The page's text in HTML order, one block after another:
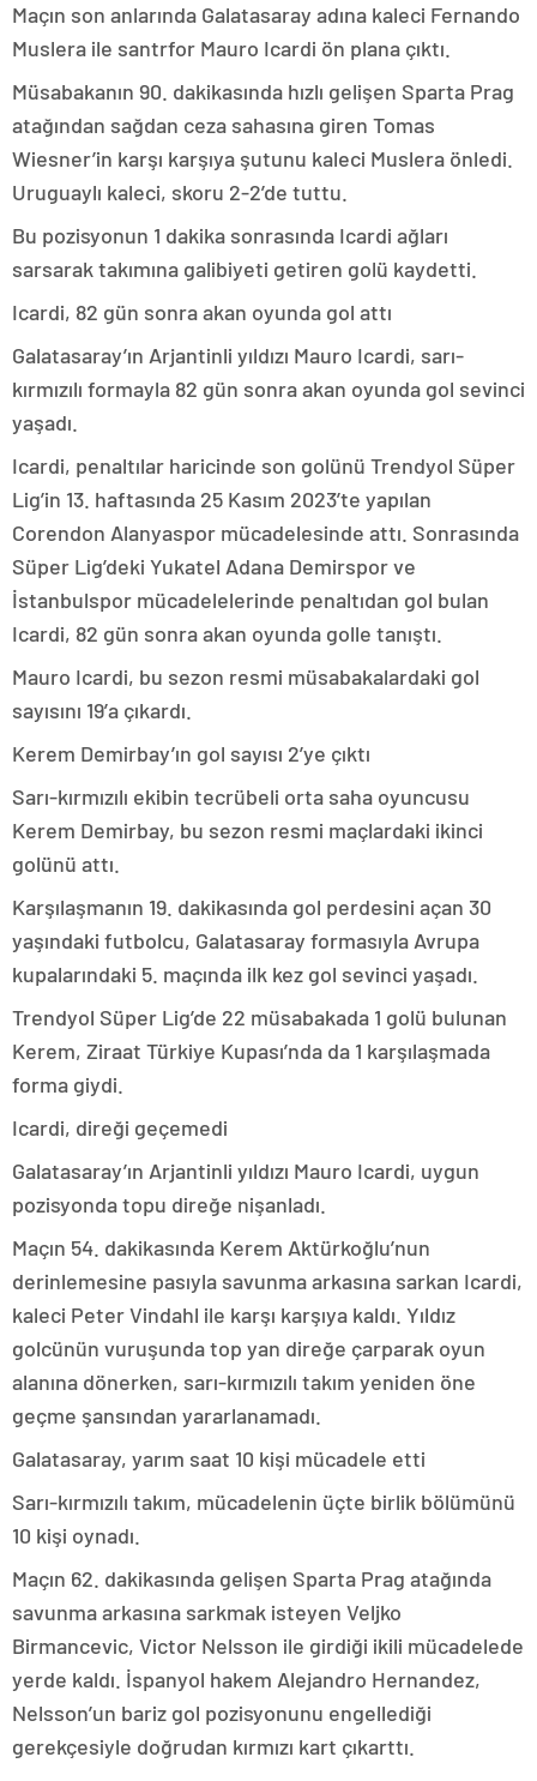
Maçın son anlarında Galatasaray adına kaleci Fernando
Muslera ile santrfor Mauro Icardi ön plana çıktı.
Müsabakanın 90. dakikasında hızlı gelişen Sparta Prag
atağından sağdan ceza sahasına giren Tomas
Wiesner’in karşı karşıya şutunu kaleci Muslera önledi.
Uruguaylı kaleci, skoru 2-2’de tuttu.
Bu pozisyonun 1 dakika sonrasında Icardi ağları
sarsarak takımına galibiyeti getiren golü kaydetti.
Icardi, 82 gün sonra akan oyunda gol attı
Galatasaray’ın Arjantinli yıldızı Mauro Icardi, sarı-
kırmızılı formayla 82 gün sonra akan oyunda gol sevinci
yaşadı.
Icardi, penaltılar haricinde son golünü Trendyol Süper
Lig’in 13. haftasında 25 Kasım 2023’te yapılan
Corendon Alanyaspor mücadelesinde attı. Sonrasında
Süper Lig’deki Yukatel Adana Demirspor ve
İstanbulspor mücadelelerinde penaltıdan gol bulan
Icardi, 82 gün sonra akan oyunda golle tanıştı.
Mauro Icardi, bu sezon resmi müsabakalardaki gol
sayısını 19’a çıkardı.
Kerem Demirbay’ın gol sayısı 2’ye çıktı
Sarı-kırmızılı ekibin tecrübeli orta saha oyuncusu
Kerem Demirbay, bu sezon resmi maçlardaki ikinci
golünü attı.
Karşılaşmanın 19. dakikasında gol perdesini açan 30
yaşındaki futbolcu, Galatasaray formasıyla Avrupa
kupalarındaki 5. maçında ilk kez gol sevinci yaşadı.
Trendyol Süper Lig’de 22 müsabakada 1 golü bulunan
Kerem, Ziraat Türkiye Kupası’nda da 1 karşılaşmada
forma giydi.
Icardi, direği geçemedi
Galatasaray’ın Arjantinli yıldızı Mauro Icardi, uygun
pozisyonda topu direğe nişanladı.
Maçın 54. dakikasında Kerem Aktürkoğlu’nun
derinlemesine pasıyla savunma arkasına sarkan Icardi,
kaleci Peter Vindahl ile karşı karşıya kaldı. Yıldız
golcünün vuruşunda top yan direğe çarparak oyun
alanına dönerken, sarı-kırmızılı takım yeniden öne
geçme şansından yararlanamadı.
Galatasaray, yarım saat 10 kişi mücadele etti
Sarı-kırmızılı takım, mücadelenin üçte birlik bölümünü
10 kişi oynadı.
Maçın 62. dakikasında gelişen Sparta Prag atağında
savunma arkasına sarkmak isteyen Veljko
Birmancevic, Victor Nelsson ile girdiği ikili mücadelede
yerde kaldı. İspanyol hakem Alejandro Hernandez,
Nelsson’un bariz gol pozisyonunu engellediği
gerekçesiyle doğrudan kırmızı kart çıkarttı.